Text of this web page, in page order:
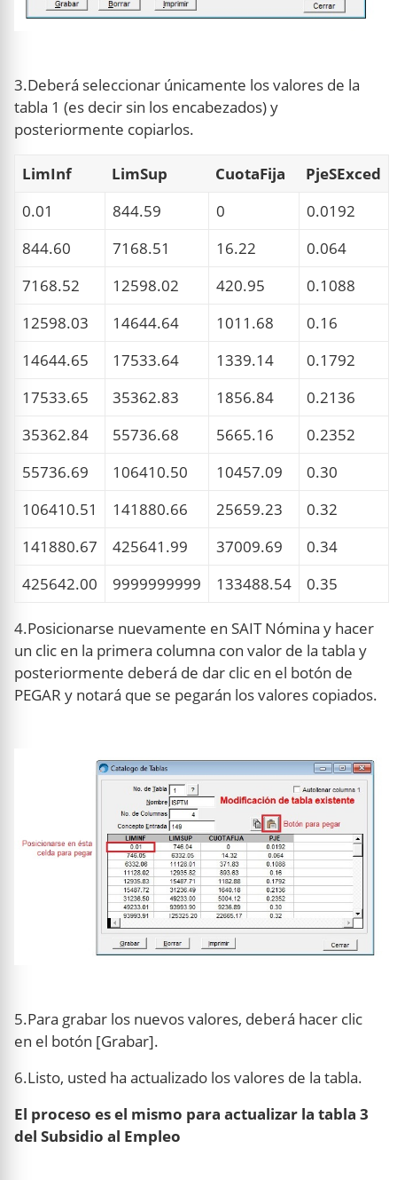
3.Deberá seleccionar únicamente los valores de la
tabla 1 (es decir sin los encabezados) y
posteriormente copiarlos.
LimInf LimSup CuotaFija
PjeSExced
0.01
844.59 0
0.0192
844.60
7168.51 16.22
0.064
7168.52
12598.02 420.95
0.1088
12598.03
14644.64 1011.68
0.16
14644.65
17533.64 1339.14
0.1792
17533.65
35362.83 1856.84
0.2136
35362.84
55736.68 5665.16
0.2352
55736.69
106410.50 10457.09
0.30
106410.51
141880.66 25659.23
0.32
141880.67
425641.99 37009.69
0.34
425642.00
9999999999 133488.54 0.35
4.Posicionarse nuevamente en SAIT Nómina y hacer
un clic en la primera columna con valor de la tabla y
posteriormente deberá de dar clic en el botón de
PEGAR y notará que se pegarán los valores copiados.
5.Para grabar los nuevos valores, deberá hacer clic
en el botón [Grabar].
6.Listo, usted ha actualizado los valores de la tabla.
El proceso es el mismo para actualizar la tabla 3
del Subsidio al Empleo